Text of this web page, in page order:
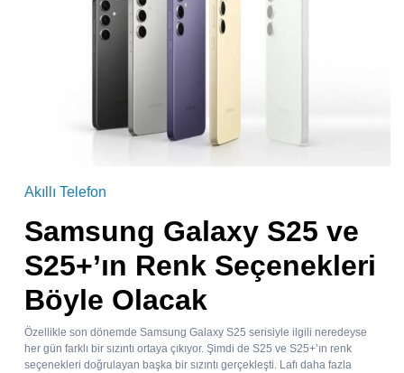
Akıllı Telefon
Samsung Galaxy S25 ve
S25+’ın Renk Seçenekleri
Böyle Olacak
Özellikle son dönemde Samsung Galaxy S25 serisiyle ilgili neredeyse
her gün farklı bir sızıntı ortaya çıkıyor. Şimdi de S25 ve S25+’ın renk
seçenekleri doğrulayan başka bir sızıntı gerçekleşti. Lafı daha fazla